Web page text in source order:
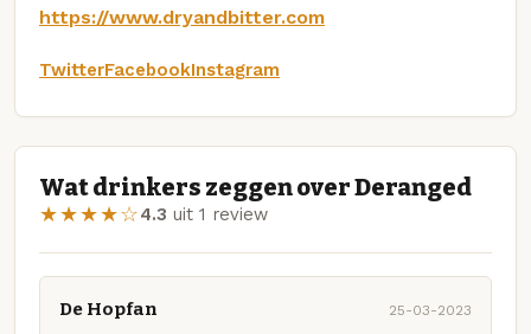
https://www.dryandbitter.com
TwitterFacebookInstagram
Wat drinkers zeggen over Deranged
★★★★☆4.3 uit 1 review
De Hopfan 25-03-2023